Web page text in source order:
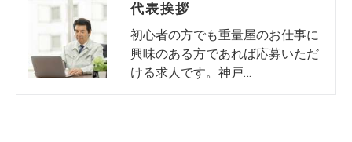
代表挨拶
初心者の方でも重量屋のお仕事に
興味のある方であれば応募いただ
ける求人です。神戸…